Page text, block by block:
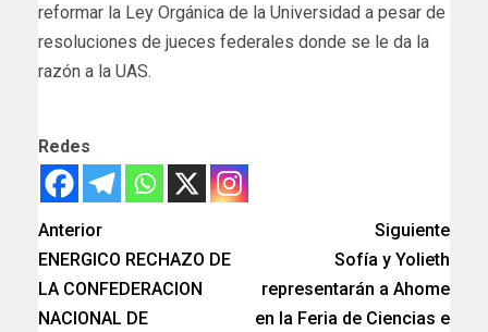
reformar la Ley Orgánica de la Universidad a pesar de
resoluciones de jueces federales donde se le da la
razón a la UAS.
Redes
Anterior
ENERGICO RECHAZO DE
LA CONFEDERACION
NACIONAL DE
Siguiente
Sofía y Yolieth
representarán a Ahome
en la Feria de Ciencias e